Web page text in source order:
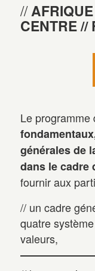
CENTRE //
Le programme
générales de
dans le cadre
fournir aux
// un cadre
quatre
valeurs,